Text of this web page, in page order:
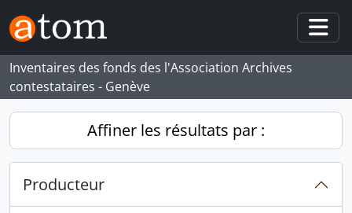
Skip to main content
Inventaires des fonds des l'Association Archives
contestataires - Genève
Affiner les résultats par :
Producteur